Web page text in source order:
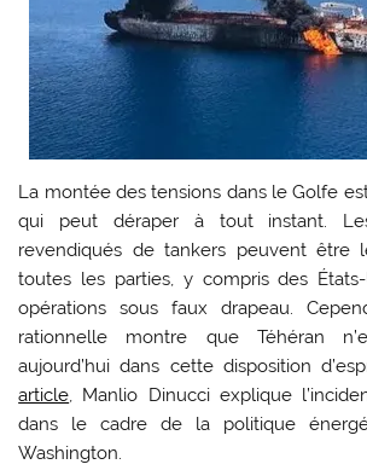
La montée des tensions dans le Golfe
qui peut déraper à tout instant.
revendiqués de tankers peuvent être
toutes les parties, y compris des
opérations sous faux drapeau.
rationnelle montre que Téhéran
aujourd’hui dans cette disposition
article, Manlio Dinucci explique
dans le cadre de la politique
Washington.